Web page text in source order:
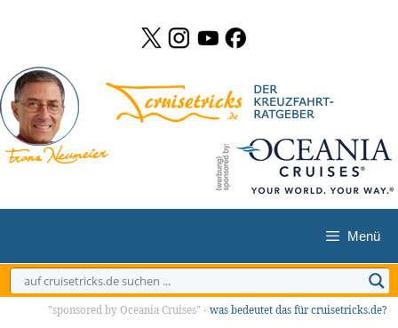
springen
Menü
"sponsored by Oceania Cruises" - was bedeutet das für cruisetricks.de?